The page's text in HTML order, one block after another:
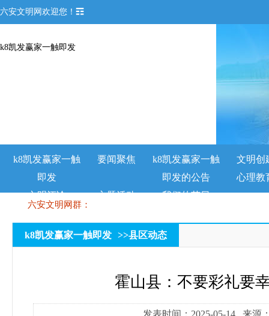
六安文明网欢迎您！☶
k8凯发赢家一触即发
k8凯发赢家一触
即发
要闻聚焦
k8凯发赢家一触
即发的公告
文明创
心理教
文明评论
主题活动 我们的节日
六安文明网群：
k8凯发赢家一触即发 >>县区动态
霍山县：不要彩礼要
发表时间：2025-05-14 来源